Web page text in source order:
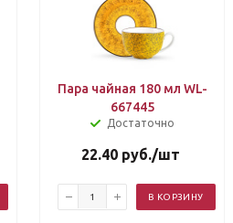
Пара чайная 180 мл WL-
667445
Достаточно
22.40 руб./шт
В КОРЗИНУ